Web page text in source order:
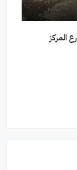
المركز